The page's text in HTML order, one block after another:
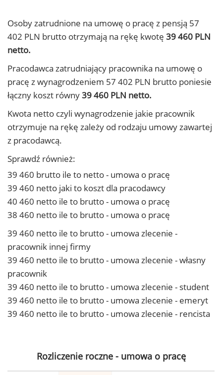
Osoby zatrudnione na umowę o pracę z pensją 57
402 PLN brutto otrzymają na rękę kwotę 39 460 PLN
netto.
Pracodawca zatrudniający pracownika na umowę o
pracę z wynagrodzeniem 57 402 PLN brutto poniesie
łączny koszt równy39 460 PLN netto.
Kwota netto czyli wynagrodzenie jakie pracownik
otrzymuje na rękę zależy od rodzaju umowy zawartej
z pracodawcą.
Sprawdź również:
39 460 brutto ile to netto - umowa o pracę
39 460 netto jaki to koszt dla pracodawcy
40 460 netto ile to brutto - umowa o pracę
38 460 netto ile to brutto - umowa o pracę
39 460 netto ile to brutto - umowa zlecenie -
pracownik innej firmy
39 460 netto ile to brutto - umowa zlecenie - własny
pracownik
39 460 netto ile to brutto - umowa zlecenie - student
39 460 netto ile to brutto - umowa zlecenie - emeryt
39 460 netto ile to brutto - umowa zlecenie - rencista
Rozliczenie roczne - umowa o pracę